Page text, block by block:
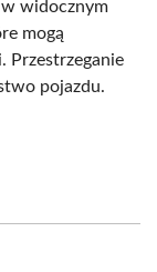
widocznym
mogą
Przestrzeganie
pojazdu.